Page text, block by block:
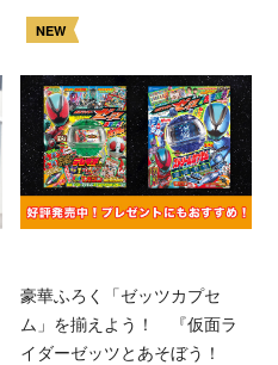
NEW
豪華ふろく「ゼッツカプセ
ム」を揃えよう！ 『仮面ラ
イダーゼッツとあそぼう！